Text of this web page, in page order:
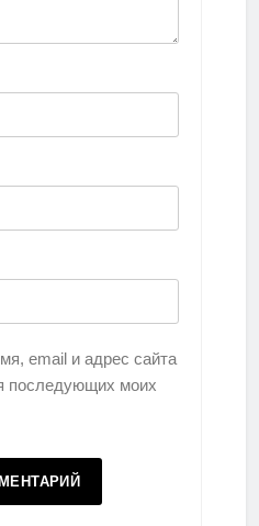
email и адрес сайта
последующих моих